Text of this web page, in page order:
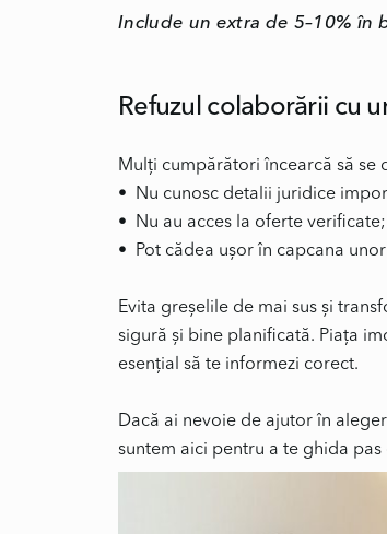
Include un extra de 5–10% în
Refuzul colaborării cu
Mulți cumpărători încearcă să se
• Nu cunosc detalii juridice
• Nu au acces la oferte verificate;
• Pot cădea ușor în capcana unor
Evita greșelile de mai sus și
sigură și bine planificată. Piața
esențial să te informezi corect.
Dacă ai nevoie de ajutor în